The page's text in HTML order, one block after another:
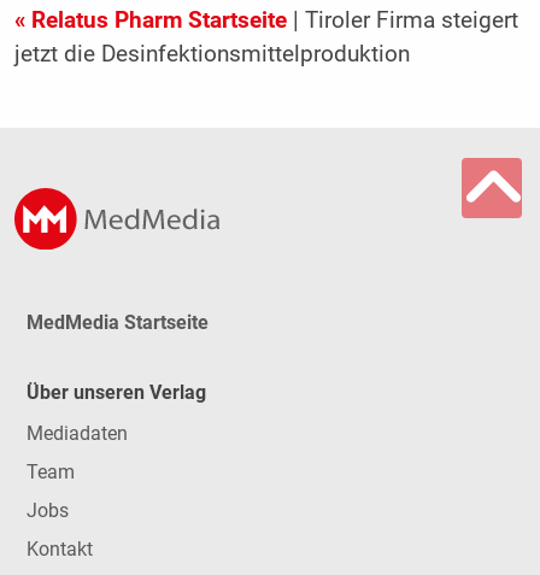
« Relatus Pharm Startseite| Tiroler Firma steigert
jetzt die Desinfektionsmittelproduktion
MedMedia Startseite
Über unseren Verlag
Mediadaten
Team
Jobs
Kontakt